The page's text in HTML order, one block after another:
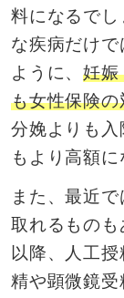
料になるでし
な疾病だけ
ように、妊娠
も女性保険の
分娩よりも
もより高額に
また、最近で
取れるものも
以降、人工
精や顕微鏡受